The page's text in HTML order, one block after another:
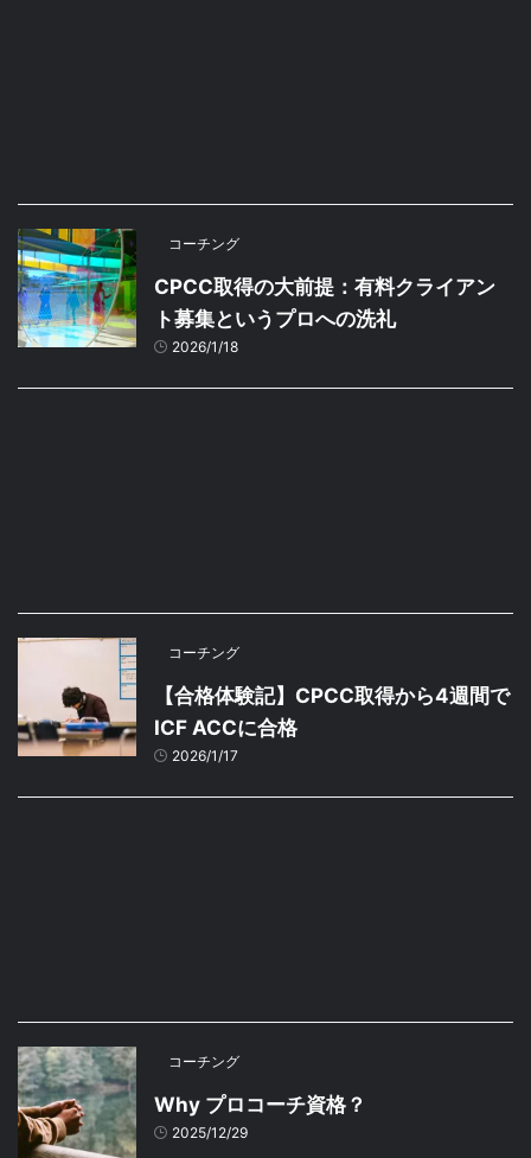
コーチング
CPCC取得の大前提：有料クライアン
ト募集というプロへの洗礼
2026/1/18
コーチング
【合格体験記】CPCC取得から4週間で
ICF ACCに合格
2026/1/17
コーチング
Why プロコーチ資格？
2025/12/29